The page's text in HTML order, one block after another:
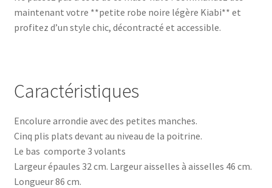
maintenant votre **petite robe noire légère Kiabi** et
profitez d’un style chic, décontracté et accessible.
Caractéristiques
Encolure arrondie avec des petites manches.
Cinq plis plats devant au niveau de la poitrine.
Le bas comporte 3 volants
Largeur épaules 32 cm. Largeur aisselles à aisselles 46 cm.
Longueur 86 cm.